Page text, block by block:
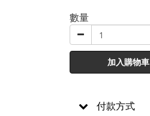
數量
加入購物車
付款方式